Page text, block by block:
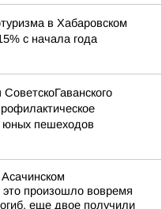
в Хабаровском
с начала года
СоветскоГаванского
юных пешеходов
произошло вовремя
еще двое получили